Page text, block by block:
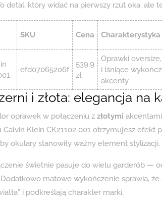
detal, który widać na pierwszy rzut oka, ale
SKU Cena Charakterystyka
efd07065206f
539.9
zł
Oprawki
i lśniące
akcenty
i złota: elegancja na
oprawek w połączeniu z złotymi
Calvin Klein CK21102 001 otrzymujesz efekt
okulary stanowiły ważny element stylizacji.
świetnie pasuje do wielu garderób —
matowe wykończenie sprawia,
i podkreślają charakter marki.